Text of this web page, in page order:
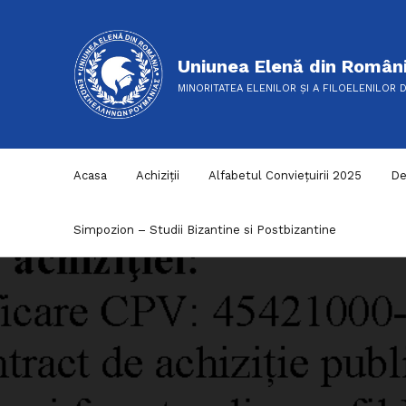
Uniunea Elenă din
MINORITATEA ELENILOR ȘI A FILOELENILOR
Acasa Achiziții Alfabetul Conviețuirii 2025
Simpozion – Studii Bizantine si Postbizantine